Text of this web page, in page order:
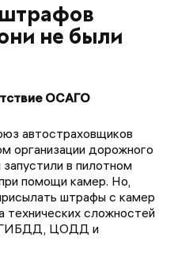
не были
ОСАГО
автостраховщиков
организации дорожного
в пилотном
помощи камер. Но,
штрафы с камер
технических сложностей
ГИБДД, ЦОДД и